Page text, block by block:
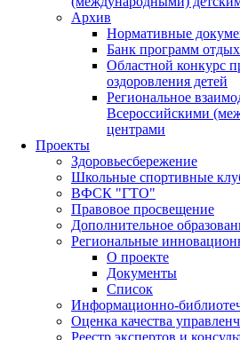
Архив
Нормативные
Банк программ
Областной конкурс
оздоровления детей
Региональное
Всероссийскими
центрами
Проекты
Здоровьесбережение
Школьные спортивные
ВФСК "ГТО"
Правовое просвещение
Дополнительное
Региональные
О проекте
Документы
Список
Информационно-
Оценка качества
Реестр экспертов и